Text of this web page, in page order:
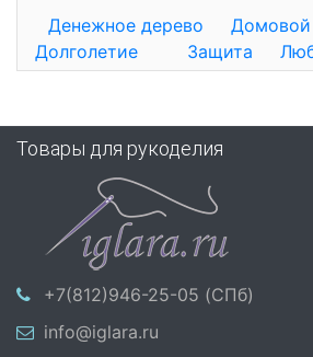
Денежное дерево
Домовой
Долголетие
Защита
Товары для рукоделия
+7(812)946-25-05 (СПб)
info@iglara.ru